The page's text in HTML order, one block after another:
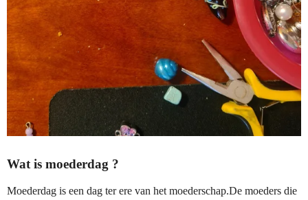
Wat is moederdag ?
Moederdag is een dag ter ere van het moederschap.De moeders die